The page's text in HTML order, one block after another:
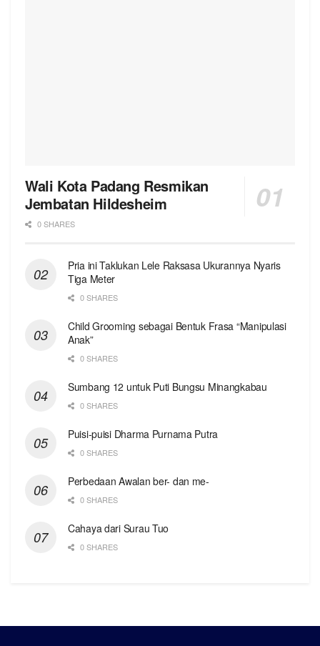
Wali Kota Padang Resmikan
Jembatan Hildesheim
0 SHARES
Pria ini Taklukan Lele Raksasa Ukurannya Nyaris
Tiga Meter
0 SHARES
Child Grooming sebagai Bentuk Frasa “Manipulasi
Anak”
0 SHARES
Sumbang 12 untuk Puti Bungsu Minangkabau
0 SHARES
Puisi-puisi Dharma Purnama Putra
0 SHARES
Perbedaan Awalan ber- dan me-
0 SHARES
Cahaya dari Surau Tuo
0 SHARES